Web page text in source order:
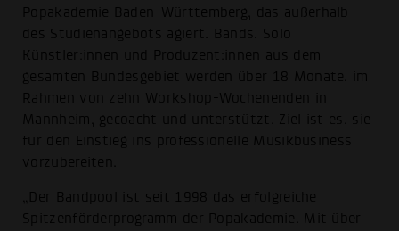
Popakademie Baden-Württemberg, das außerhalb
des Studienangebots agiert. Bands, Solo
Künstler:innen und Produzent:innen aus dem
gesamten Bundesgebiet werden über 18 Monate, im
Rahmen von zehn Workshop-Wochenenden in
Mannheim, gecoacht und unterstützt. Ziel ist es, sie
für den Einstieg ins professionelle Musikbusiness
vorzubereiten.
„Der Bandpool ist seit 1998 das erfolgreiche
Spitzenförderprogramm der Popakademie. Mit über